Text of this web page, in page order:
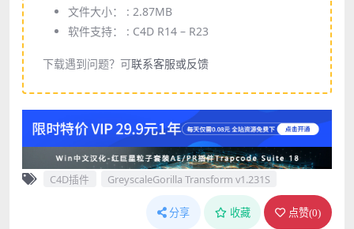
文件大小： : 2.87MB
软件支持： : C4D R14 – R23
下载遇到问题？可联系客服或反馈
C4D插件 GreyscaleGorilla Transform v1.231S
分享 收藏 点赞(0)